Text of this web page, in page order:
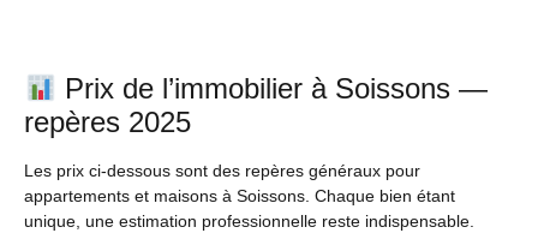
Prix de l’immobilier à Soissons —
repères 2025
Les prix ci-dessous sont des repères généraux pour
appartements et maisons à Soissons. Chaque bien étant
unique, une estimation professionnelle reste indispensable.